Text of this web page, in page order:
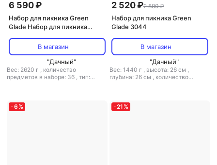
6 590 ₽
Набор для пикника Green
Glade Набор для пикника
В магазин
"Дачный"
Вес: 2620 г , количество
предметов в наборе: 36 , тип:
2 520 ₽2 880 ₽
Набор для пикника Green
Glade 3044
В магазин
"Дачный"
Вес: 1440 г , высота: 26 см ,
глубина: 26 см , количество
-6 % -21 %